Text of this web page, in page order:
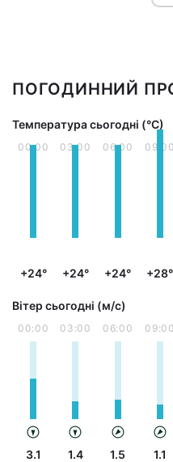
ПОГОДИННИЙ
Температура сьогодні (°С)
00:00
+24°
03:00
+24°
06:00
+24°
09:00
+28°
Вітер сьогодні (м/с)
00:00
3.1
03:00
1.4
06:00
1.5
09:00
1.1